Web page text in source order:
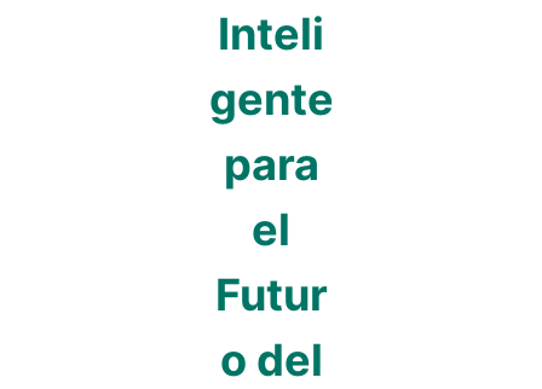
Inteli
gente
para
el
Futur
o del